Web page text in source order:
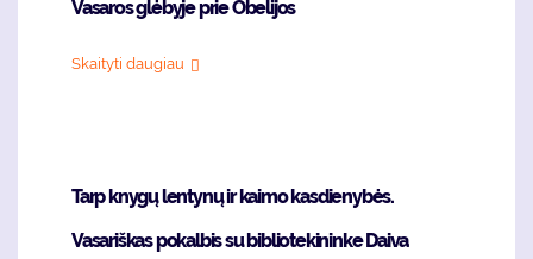
Vasaros glėbyje prie Obelijos
Skaityti daugiau
Tarp knygų lentynų ir kaimo kasdienybės.
Vasariškas pokalbis su bibliotekininke Daiva